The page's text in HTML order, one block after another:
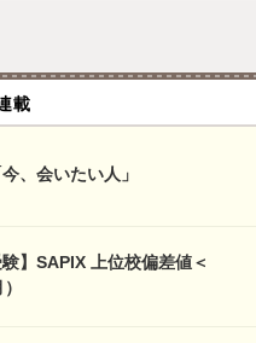
載
、会いたい人」
】SAPIX 上位校偏差値＜